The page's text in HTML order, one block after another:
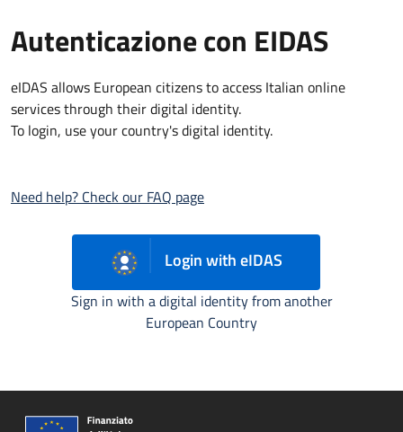
Autenticazione con EIDAS
eIDAS allows European citizens to access Italian online
services through their digital identity.
To login, use your country's digital identity.
Need help? Check our FAQ page
Login with eIDAS
Sign in with a digital identity from another
European Country